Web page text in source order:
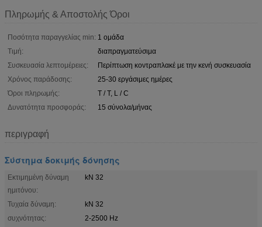
Πληρωμής & Αποστολής Όροι
Ποσότητα παραγγελίας min: 1 ομάδα
Τιμή:
διαπραγματεύσιμα
Συσκευασία λεπτομέρειες:
Περίπτωση κοντραπλακέ με την κενή συσκευασία
Χρόνος παράδοσης:
25-30 εργάσιμες ημέρες
Όροι πληρωμής:
T / T, L / C
Δυνατότητα προσφοράς:
15 σύνολα/μήνας
περιγραφή
Σύστημα δοκιμής δόνησης
Εκτιμημένη δύναμη
ημιτόνου:
kN 32
Τυχαία δύναμη:
kN 32
συχνότητας:
2-2500 Hz